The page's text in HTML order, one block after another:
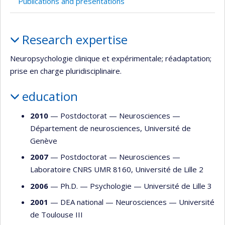
Research expertise
Neuropsychologie clinique et expérimentale; réadaptation;
prise en charge pluridisciplinaire.
education
2010 — Postdoctorat — Neurosciences —
Département de neurosciences, Université de
Genève
2007 — Postdoctorat — Neurosciences —
Laboratoire CNRS UMR 8160, Université de Lille 2
2006 — Ph.D. — Psychologie — Université de Lille 3
2001 — DEA national — Neurosciences — Université
de Toulouse III